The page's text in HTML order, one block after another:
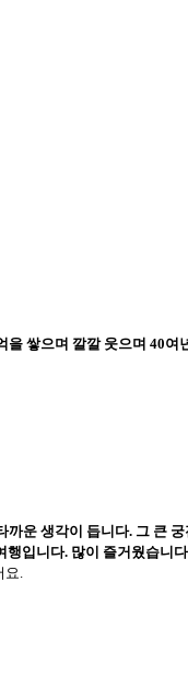
쌓으며 깔깔 웃으며 40여
운 생각이 듭니다. 그 큰
입니다. 많이 즐거웠습니
요.